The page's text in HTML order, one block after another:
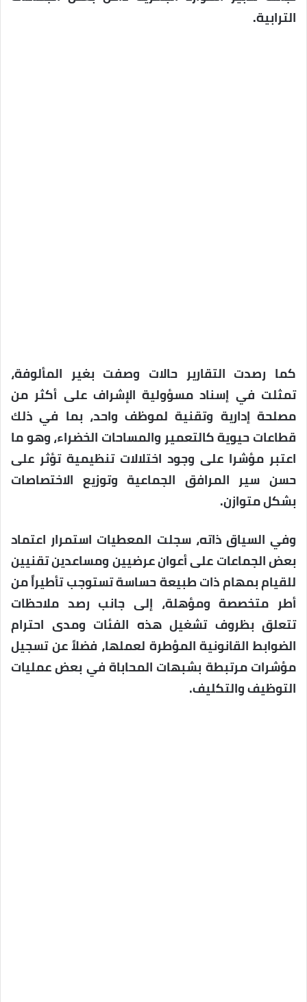
الترابية.
كما رصدت التقارير حالات وصفت بغير المألوفة،
تمثلت في إسناد مسؤولية الإشراف على أكثر من
مصلحة إدارية وتقنية لموظف واحد، بما في ذلك
قطاعات حيوية كالتعمير والمساحات الخضراء، وهو ما
اعتبر مؤشرا على وجود اختلالات تنظيمية تؤثر على
حسن سير المرافق الجماعية وتوزيع الاختصاصات
بشكل متوازن.
وفي السياق ذاته، سجلت المعطيات استمرار اعتماد
بعض الجماعات على أعوان عرضيين ومساعدين تقنيين
للقيام بمهام ذات طبيعة حساسة تستوجب تأطيراً من
أطر متخصصة ومؤهلة، إلى جانب رصد ملاحظات
تتعلق بظروف تشغيل هذه الفئات ومدى احترام
الضوابط القانونية المؤطرة لعملها، فضلاً عن تسجيل
مؤشرات مرتبطة بشبهات المحاباة في بعض عمليات
التوظيف والتكليف.